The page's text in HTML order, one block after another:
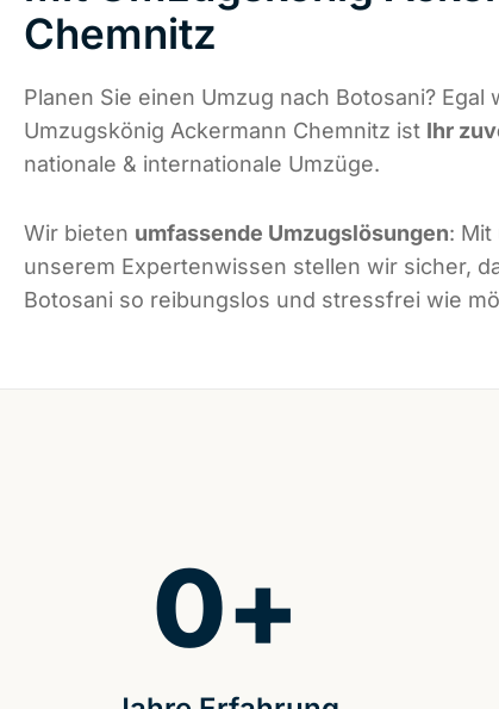
Chemnitz
Planen Sie einen Umzug nach Botosani?
Umzugskönig Ackermann Chemnitz ist Ihr
nationale & internationale Umzüge.
Wir bieten umfassende Umzugslösungen: Mit
unserem Expertenwissen stellen wir sicher,
Botosani so reibungslos und stressfrei wie
0+